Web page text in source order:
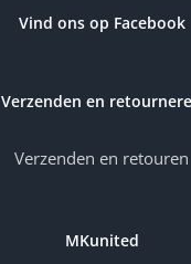
Vind ons op Facebook
Verzenden en
Verzenden en retouren
MKunited